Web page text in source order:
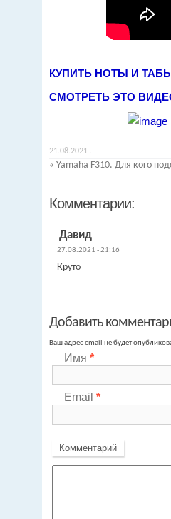
КУПИТЬ НОТЫ И
СМОТРЕТЬ ЭТО
21.08.2021 .
« Yamaha F310. Для кого
Комментарии:
Давид
27.08.2021 - 21:16
Круто
Добавить
Ваш адрес email не будет
Имя *
Email *
Комментарий